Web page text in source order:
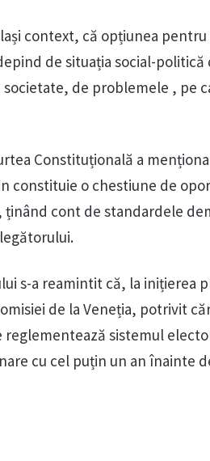
context, că opțiunea pentru
de situația social-
de problemele , pe
Constituțională a
constituie o chestiune de
cont de standardele
s-a reamintit că, la inițierea
de la Veneția, potrivit
sistemul
cu cel puțin un an înainte